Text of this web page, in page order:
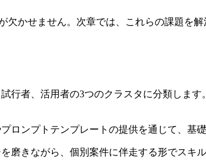
欠かせません。次章では、これらの課題を
者、活用者の3つのクラスタに分類します
ンプトテンプレートの提供を通じて、基礎
きながら、個別案件に伴走する形でスキル